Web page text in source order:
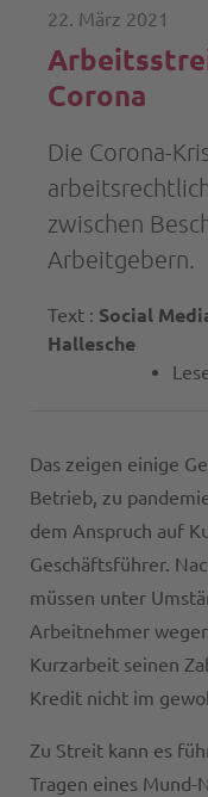
22. März 2021
Corona
Die Corona-
zwischen
Arbeitgebern.
Text : Social
Hallesche
Das zeigen einige
Betrieb, zu
dem Anspruch auf
Geschäftsführer.
müssen unter
Arbeitnehmer
Kurzarbeit seinen
Kredit nicht im
Zu Streit kann es
Tragen eines Mund-